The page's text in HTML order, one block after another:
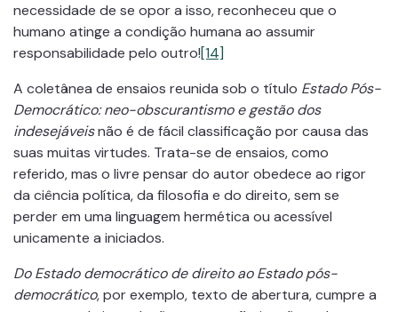
necessidade de se opor a isso, reconheceu que o
humano atinge a condição humana ao assumir
responsabilidade pelo outro![14]
A coletânea de ensaios reunida sob o título Estado Pós-
Democrático: neo-obscurantismo e gestão dos
indesejáveisnão é de fácil classificação por causa das
suas muitas virtudes. Trata-se de ensaios, como
referido, mas o livre pensar do autor obedece ao rigor
da ciência política, da filosofia e do direito, sem se
perder em uma linguagem hermética ou acessível
unicamente a iniciados.
Do Estado democrático de direito ao Estado pós-
democrático, por exemplo, texto de abertura, cumpre a